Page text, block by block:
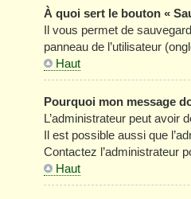
À quoi sert le bouton «
Il vous permet de
panneau de l’utilisateur
Haut
Pourquoi mon message
L’administrateur peut avoir
Il est possible aussi que
Contactez l’administrateur
Haut